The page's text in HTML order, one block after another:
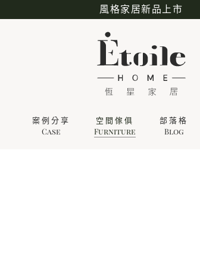
風格家居新品上市
案例分享
Case
空間傢俱
Furniture
部落格
Blog